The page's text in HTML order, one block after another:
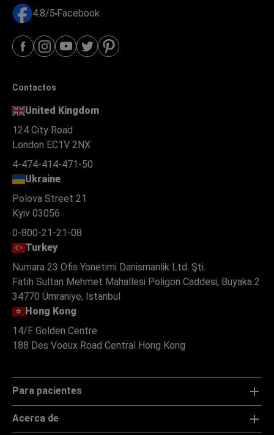
4.8/5 Facebook
Contactos
United Kingdom
124 City Road
London EC1V 2NX
4-474-414-471-50
Ukraine
Polova Street 21
Kyiv 03056
0-800-21-21-08
Turkey
Numara 23 Ofis Yonetimi Danismanlik Ltd. Şti.
Fatih Sultan Mehmet Mahallesi Poligon Caddesi, Buyaka 2
34770 Ümraniye, Istanbul
Hong Kong
14/F Golden Centre
188 Des Voeux Road Central Hong Kong
Para pacientes
Acerca de